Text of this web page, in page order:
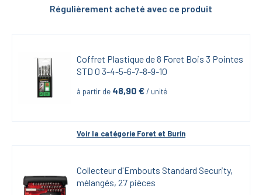
Régulièrement acheté avec ce produit
Coffret Plastique de 8 Foret Bois 3 Pointes
STD 0 3-4-5-6-7-8-9-10
à partir de 48,90 € / unité
Voir la catégorie Foret et Burin
Collecteur d'Embouts Standard Security,
mélangés, 27 pièces